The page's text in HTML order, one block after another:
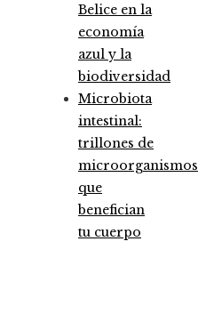
Belice en la
economía
azul y la
biodiversidad
Microbiota
intestinal:
trillones de
microorganismos
que
benefician
tu cuerpo